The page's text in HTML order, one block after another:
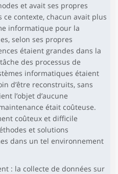
et avait ses propres
contexte, chacun avait plus
informatique pour la
selon ses propres
étaient grandes dans la
des processus de
informatiques étaient
d’être reconstruits, sans
l’objet d’aucune
était coûteuse.
coûteux et difficile
et solutions
dans un tel environnement
: la collecte de données sur